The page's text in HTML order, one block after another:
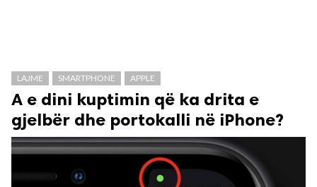
LAJME SMARTPHONE APPLE
A e dini kuptimin që ka drita e
gjelbër dhe portokalli në iPhone?